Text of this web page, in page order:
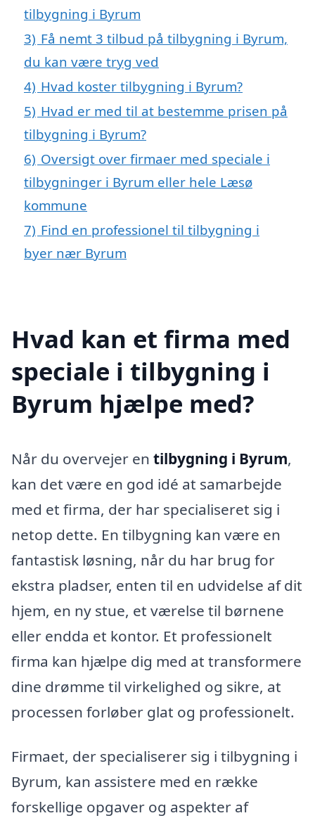
tilbygning i Byrum
3) Få nemt 3 tilbud på tilbygning i Byrum,
du kan være tryg ved
4) Hvad koster tilbygning i Byrum?
5) Hvad er med til at bestemme prisen på
tilbygning i Byrum?
6) Oversigt over firmaer med speciale i
tilbygninger i Byrum eller hele Læsø
kommune
7) Find en professionel til tilbygning i
byer nær Byrum
Hvad kan et firma med
speciale i tilbygning i
Byrum hjælpe med?
Når du overvejer en tilbygning i Byrum,
kan det være en god idé at samarbejde
med et firma, der har specialiseret sig i
netop dette. En tilbygning kan være en
fantastisk løsning, når du har brug for
ekstra pladser, enten til en udvidelse af dit
hjem, en ny stue, et værelse til børnene
eller endda et kontor. Et professionelt
firma kan hjælpe dig med at transformere
dine drømme til virkelighed og sikre, at
processen forløber glat og professionelt.
Firmaet, der specialiserer sig i tilbygning i
Byrum, kan assistere med en række
forskellige opgaver og aspekter af